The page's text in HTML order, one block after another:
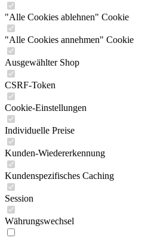
"Alle Cookies ablehnen" Cookie
"Alle Cookies annehmen" Cookie
Ausgewählter Shop
CSRF-Token
Cookie-Einstellungen
Individuelle Preise
Kunden-Wiedererkennung
Kundenspezifisches Caching
Session
Währungswechsel